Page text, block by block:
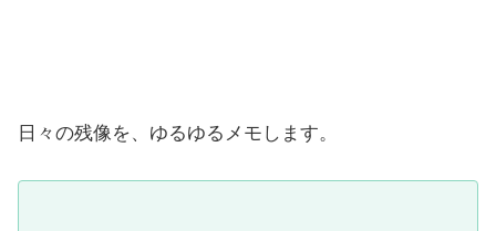
日々の残像を、ゆるゆるメモします。